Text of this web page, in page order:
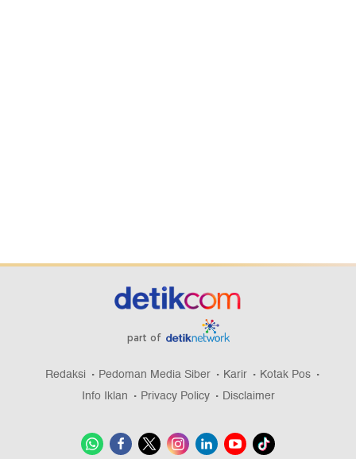
part of
Redaksi Pedoman Media Siber Karir
Kotak Pos
Info Iklan
Privacy Policy Disclaimer